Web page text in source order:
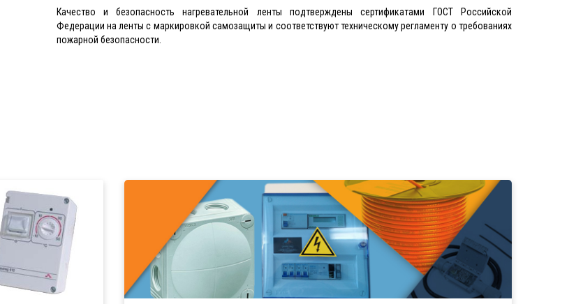
Качество и безопасность нагревательной ленты подтверждены сертификатами ГОСТ Российской
Федерации на ленты с маркировкой самозащиты и соответствуют техническому регламенту о требованиях
пожарной безопасности.